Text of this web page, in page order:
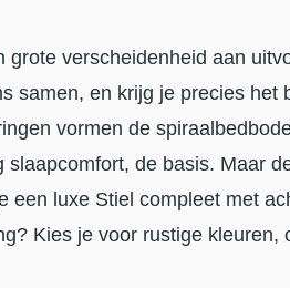
verscheidenheid aan
samen, en krijg je precies het
vormen de
de basis. Maar
een luxe Stiel compleet met
Kies je voor rustige kleuren,